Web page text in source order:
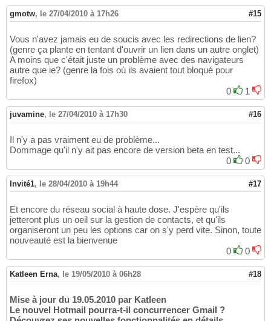
gmotw, le 27/04/2010 à 17h26 #15
Vous n'avez jamais eu de soucis avec les redirections de lien?
(genre ça plante en tentant d'ouvrir un lien dans un autre onglet)
A moins que c'était juste un problème avec des navigateurs
autre que ie? (genre la fois où ils avaient tout bloqué pour
firefox)
0
1
juvamine, le 27/04/2010 à 17h30 #16
Il n'y a pas vraiment eu de problème...
Dommage qu'il n'y ait pas encore de version beta en test...
0
0
Invité1, le 28/04/2010 à 19h44 #17
Et encore du réseau social à haute dose. J'espère qu'ils
jetteront plus un oeil sur la gestion de contacts, et qu'ils
organiseront un peu les options car on s'y perd vite. Sinon, toute
nouveauté est la bienvenue
0
0
Katleen Erna, le 19/05/2010 à 06h28 #18
Mise à jour du 19.05.2010 par Katleen
Le nouvel Hotmail pourra-t-il concurrencer Gmail ?